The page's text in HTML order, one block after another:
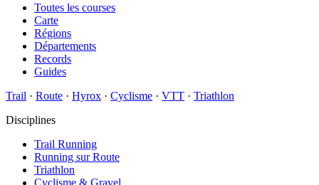
Toutes les courses
Carte
Régions
Départements
Records
Guides
Trail · Route · Hyrox · Cyclisme · VTT · Triathlon
Disciplines
Trail Running
Running sur Route
Triathlon
Cyclisme & Gravel